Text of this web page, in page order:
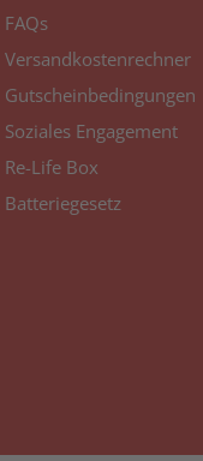
FAQs
Versandkostenrechner
Gutscheinbedingungen
Soziales Engagement
Re-Life Box
Batteriegesetz